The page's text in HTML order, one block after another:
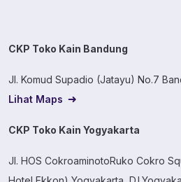
CKP Toko Kain Bandung
Jl. Komud Supadio (Jatayu) No.7
Lihat Maps
CKP Toko Kain Yogyakarta
Jl. HOS CokroaminotoRuko Cokro